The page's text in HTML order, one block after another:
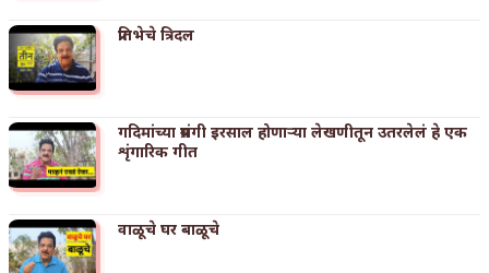
प्रतिभेचे त्रिदल
गदिमांच्या प्रसंगी इरसाल होणाऱ्या लेखणीतून उतरलेलं हे एक
शृंगारिक गीत
वाळूचे घर बाळूचे